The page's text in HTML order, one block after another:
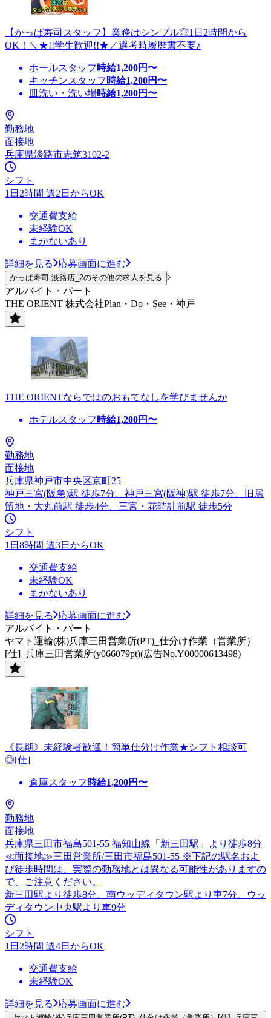
【かっぱ寿司スタッフ】業務はシンプル◎1日2時間から
OK！＼★!!学生歓迎!!★／選考時履歴書不要♪
ホールスタッフ 時給1,200円〜
キッチンスタッフ 時給1,200円〜
皿洗い・洗い場時給1,200円〜
勤務地
面接地
兵庫県淡路市志筑3102-2
シフト
1日2時間 週2日からOK
交通費支給
未経験OK
まかないあり
詳細を見る 応募画面に進む
かっぱ寿司 淡路店_2のその他の求人を見る
アルバイト・パート
THE ORIENT 株式会社Plan・Do・See・神戸
THE ORIENTならではのおもてなしを学びませんか
ホテルスタッフ 時給1,200円〜
勤務地
面接地
兵庫県神戸市中央区京町25
神戸三宮(阪急)駅 徒歩7分、神戸三宮(阪神)駅 徒歩7分、旧居
留地・大丸前駅 徒歩4分、三宮・花時計前駅 徒歩5分
シフト
1日8時間 週3日からOK
交通費支給
未経験OK
まかないあり
詳細を見る
応募画面に進む
アルバイト・パート
ヤマト運輸(株)兵庫三田営業所(PT)_仕分け作業（営業所）
[仕]_兵庫三田営業所(y066079pt)(広告No.Y00000613498)
《長期》未経験者歓迎！簡単仕分け作業★シフト相談可
◎[仕]
倉庫スタッフ 時給1,200円〜
勤務地
面接地
兵庫県三田市福島501-55 福知山線「新三田駅」より徒歩8分
≪面接地≫三田営業所/三田市福島501-55 ※下記の駅名およ
び徒歩時間は、実際の勤務地とは異なる可能性がありますの
で、ご注意ください。
新三田駅より徒歩8分、南ウッディタウン駅より車7分、ウッ
ディタウン中央駅より車9分
シフト
1日2時間 週4日からOK
交通費支給
未経験OK
詳細を見る 応募画面に進む